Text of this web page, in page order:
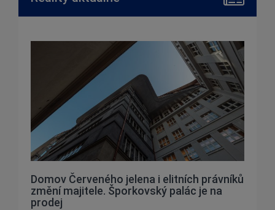
Domov Červeného jelena i elitních právníků
změní majitele. Šporkovský palác je na
prodej